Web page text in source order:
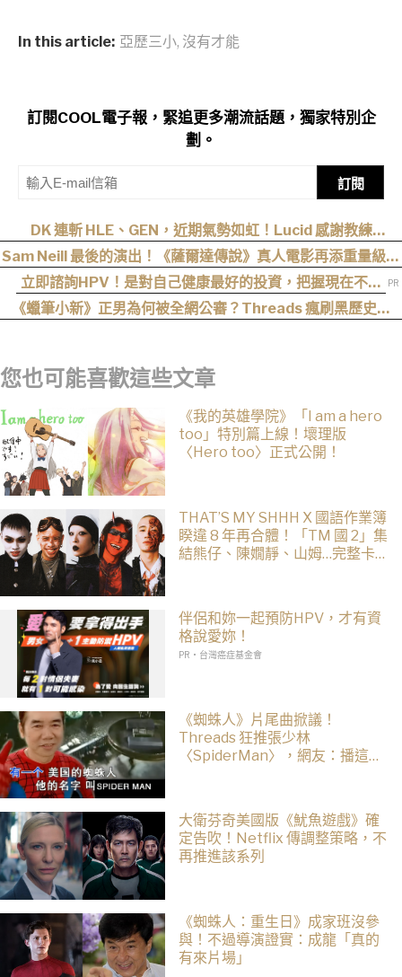
In this article: 亞歷三小, 沒有才能
訂閱COOL電子報，緊追更多潮流話題，獨家特別企
劃。
訂閱
DK 連斬 HLE、GEN，近期氣勢如虹！Lucid 感謝教練
cvMax：多虧監督大量人身攻擊、冷嘲熱諷
Sam Neill 最後的演出！《薩爾達傳說》真人電影再添重量級卡
司
立即諮詢HPV！是對自己健康最好的投資，把握現在不嫌
晚！
《蠟筆小新》正男為何被全網公審？Threads 瘋刷黑歷史，
您也可能喜歡這些文章
《我的英雄學院》「I am a hero
too」特別篇上線！壞理版
〈Hero too〉正式公開！
THAT’S MY SHHH X 國語作業簿
睽違 8 年再合體！「TM 國 2」集
結熊仔、陳嫺靜、山姆…完整卡
伴侶和妳一起預防HPV，才有資
格說愛妳！
PR・台灣癌症基金會
《蜘蛛人》片尾曲掀議！
Threads 狂推張少林
〈SpiderMan〉，網友：播這個
大衛芬奇美國版《魷魚遊戲》確
定告吹！Netflix 傳調整策略，不
再推進該系列
《蜘蛛人：重生日》成家班沒參
與！不過導演證實：成龍「真的
有來片場」